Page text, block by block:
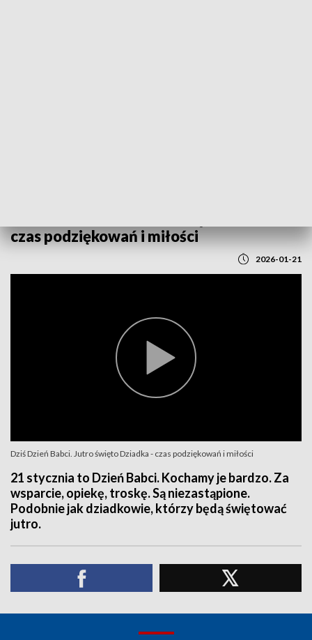
czas podziękowań i miłości
2026-01-21
Dziś Dzień Babci. Jutro święto Dziadka - czas podziękowań i miłości
21 stycznia to Dzień Babci. Kochamy je bardzo. Za
wsparcie, opiekę, troskę. Są niezastąpione.
Podobnie jak dziadkowie, którzy będą świętować
jutro.